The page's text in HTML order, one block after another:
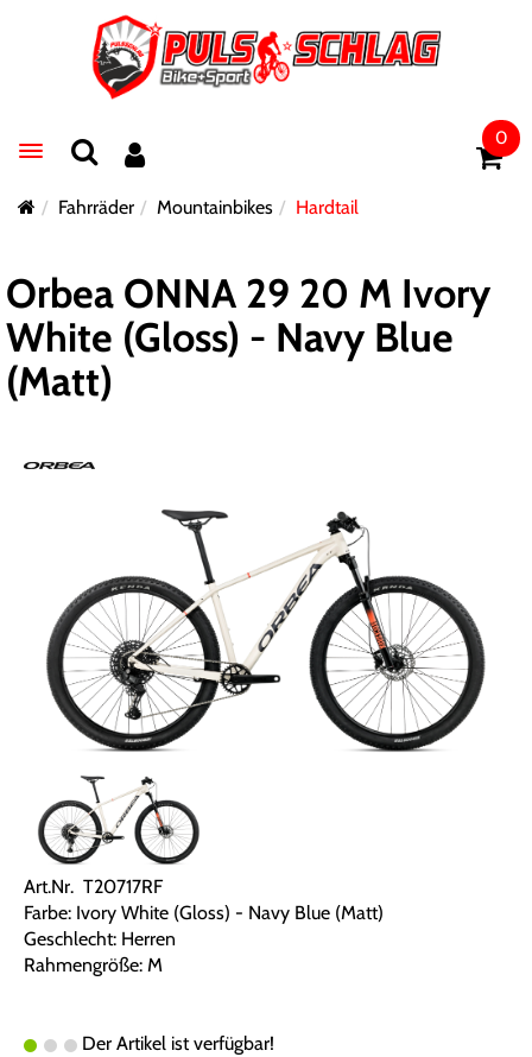
Toggle navigation
0
Fahrräder Mountainbikes Hardtail
Orbea ONNA 29 20 M Ivory
White (Gloss) - Navy Blue
(Matt)
Art.Nr. T20717RF
Farbe: Ivory White (Gloss) - Navy Blue (Matt)
Geschlecht: Herren
Rahmengröße: M
Der Artikel ist verfügbar!